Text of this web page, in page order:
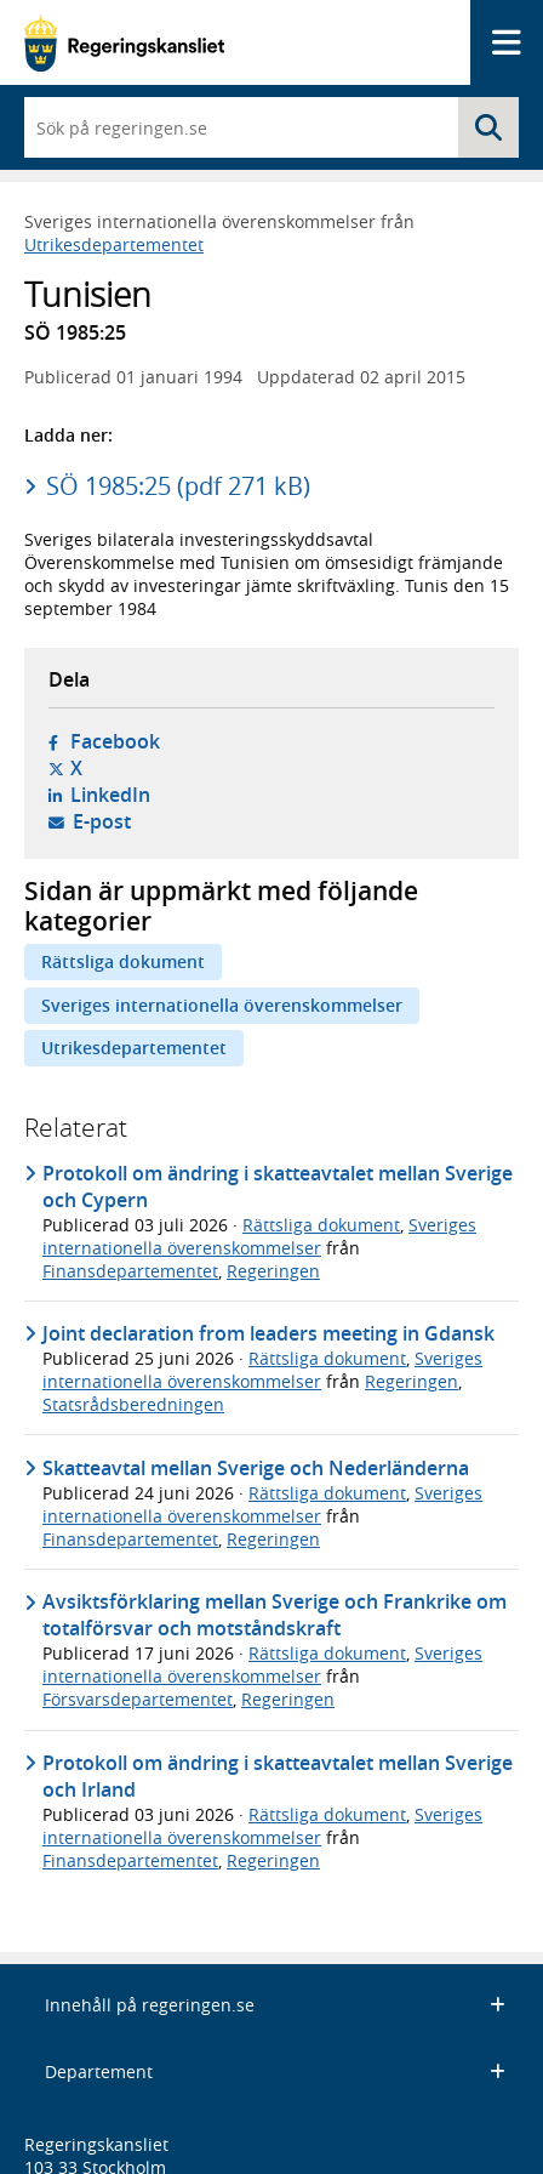
du
börjar
skriva
framträder
en
med
sökförslag
Sveriges internationella överenskommelser från
Utrikesdepartementet
Tunisien
SÖ 1985:25
Publicerad 01 januari 1994 Uppdaterad 02 april 2015
Ladda ner:
SÖ 1985:25 (pdf 271 kB)
Sveriges bilaterala investeringsskyddsavtal
Överenskommelse med Tunisien om ömsesidigt främjande
och skydd av investeringar jämte skriftväxling. Tunis den 15
september 1984
Dela
Facebook- öppnas i ny flik, extern webbplats,
X- öppnas i ny flik, extern webbplats,
LinkedIn- öppnas i ny flik, extern webbplats,
E-post- öppnar din e-postklient,
Sidan är uppmärkt med följande
kategorier
Rättsliga dokument
Sveriges internationella överenskommelser
Utrikesdepartementet
Relaterat
Protokoll om ändring i skatteavtalet mellan Sverige
och Cypern
Publicerad 03 juli 2026 · Rättsliga dokument Sveriges
internationella överenskommelser från
Finansdepartementet Regeringen
Joint declaration from leaders meeting in Gdansk
Publicerad 25 juni 2026 · Rättsliga dokument, Sveriges
internationella överenskommelser från Regeringen,
Statsrådsberedningen
Skatteavtal mellan Sverige och Nederländerna
Publicerad 24 juni 2026 · Rättsliga dokument, Sveriges
internationella överenskommelser från
Finansdepartementet, Regeringen
Avsiktsförklaring mellan Sverige och Frankrike om
totalförsvar och motståndskraft
Publicerad 17 juni 2026 · Rättsliga dokument, Sveriges
internationella överenskommelser från
Försvarsdepartementet, Regeringen
Protokoll om ändring i skatteavtalet mellan Sverige
och Irland
Publicerad 03 juni 2026 · Rättsliga dokument, Sveriges
internationella överenskommelser från
Finansdepartementet, Regeringen
Innehåll på regeringen.se
Departement
Regeringskansliet
103 33 Stockholm